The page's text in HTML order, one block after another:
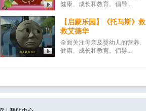
健康、成长和教育。倡导...
【启蒙乐园】《托马斯》救
救艾德华
全面关注母亲及婴幼儿的营养、
健康、成长和教育。倡导...